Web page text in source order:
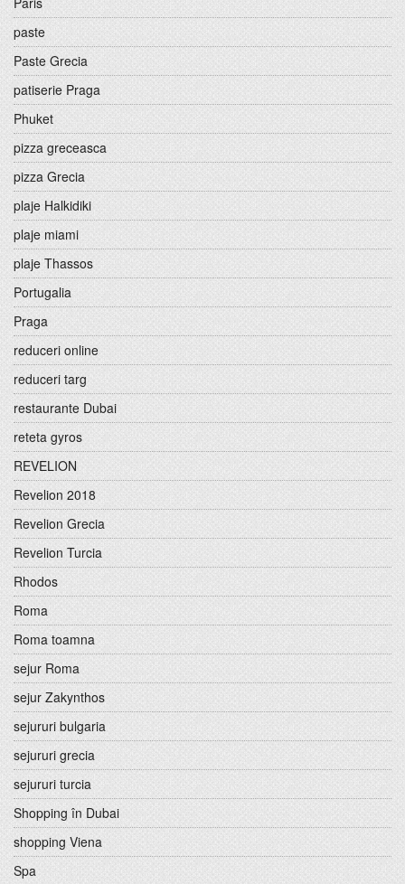
paste
Paste Grecia
patiserie Praga
Phuket
pizza greceasca
pizza Grecia
plaje Halkidiki
plaje miami
plaje Thassos
Portugalia
Praga
reduceri online
reduceri targ
restaurante Dubai
reteta gyros
REVELION
Revelion 2018
Revelion Grecia
Revelion Turcia
Rhodos
Roma
Roma toamna
sejur Roma
sejur Zakynthos
sejururi bulgaria
sejururi grecia
sejururi turcia
Shopping în Dubai
shopping Viena
Spa